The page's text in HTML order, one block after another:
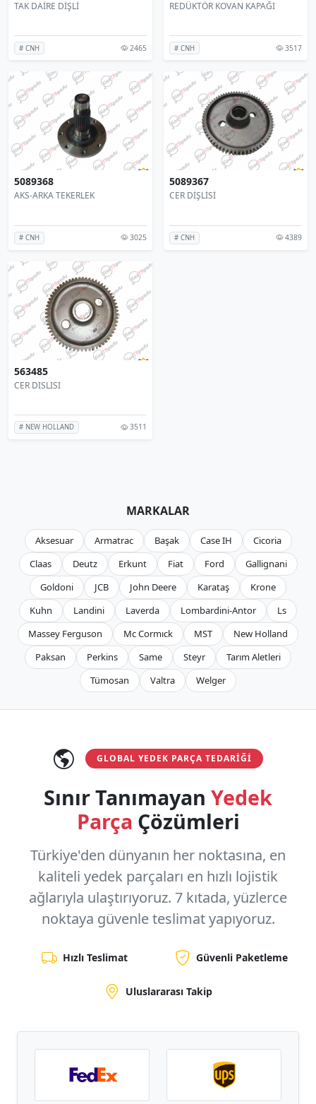
TAK DAİRE DİŞLİ
# CNH 2465
REDÜKTÖR KOVAN KAPAĞI
# CNH 3517
5089368
AKS-ARKA TEKERLEK
# CNH 3025
5089367
CER DİŞLİSİ
# CNH 4389
563485
CER DISLISI
# NEW HOLLAND 3511
MARKALAR
Aksesuar Armatrac Başak Case IH
Cicoria
Claas
Deutz Erkunt Fiat Ford
Gallignani
Goldoni
JCB John Deere Karataş
Krone
Kuhn
Landini Laverda Lombardini-Antor
Ls
Massey Ferguson
Mc Cormıck MST
New Holland
Paksan
Perkins Same Steyr
Tarım Aletleri
Tümosan
Valtra Welger
GLOBAL YEDEK PARÇA TEDARIĞI
Sınır Tanımayan Yedek
Parça Çözümleri
Türkiye'den dünyanın her noktasına, en
kaliteli yedek parçaları en hızlı lojistik
ağlarıyla ulaştırıyoruz. 7 kıtada, yüzlerce
noktaya güvenle teslimat yapıyoruz.
Hızlı Teslimat Güvenli Paketleme
Uluslararası Takip